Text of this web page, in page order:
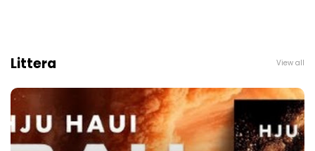
Littera View all